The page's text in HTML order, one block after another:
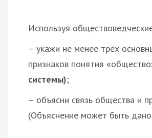
Используя
– укажи не менее трёх
признаков понятия
системы);
– объясни связь общества и
(Объяснение может быть